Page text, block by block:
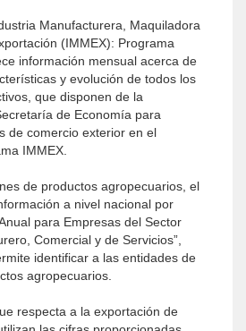
Manufacturera, Maquiladora
(IMMEX): Programa
información mensual acerca de
y evolución de todos los
que disponen de la
de Economía para
de comercio exterior en el
IMMEX.
de productos agropecuarios, el
a nivel nacional por
para Empresas del Sector
Comercial y de Servicios”,
identificar a las entidades de
agropecuarios.
respecta a la exportación de